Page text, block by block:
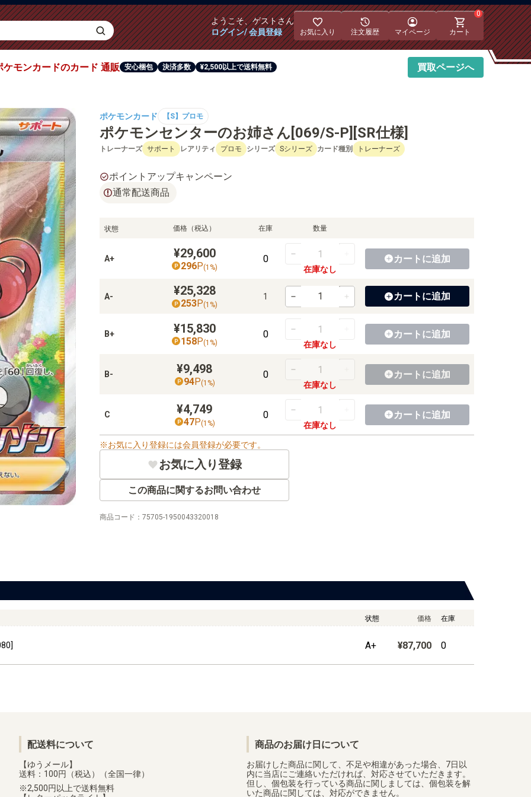
ようこそ、ゲストさん
ログイン/ 会員登録
お気に入り 注文履歴 マイページ
0
カート
ケモンカードのカード 通販 安心梱包 決済多数 ¥2,500以上で送料無料 買取ページへ
ポケモンカード 【S】プロモ
ポケモンセンターのお姉さん[069/S-P][SR仕様]
トレーナーズ サポート レアリティ プロモ シリーズ Sシリーズ カード種別 トレーナーズ
ポイントアップキャンペーン
通常配送商品
状態 価格（税込） 在庫 数量
A+ ¥29,600
296P(1 %)
0
在庫なし
カートに追加
A- ¥25,328
253P(1 %)
1 カートに追加
B+ ¥15,830
158P(1 %)
0
在庫なし
カートに追加
B- ¥9,498
94P(1 %)
0
在庫なし
カートに追加
C ¥4,749
47P(1 %)
0
在庫なし
カートに追加
お気に入り登録には会員登録が必要です。
お気に入り登録
この商品に関するお問い合わせ
商品コード： 75705-1950043320018
状態 価格 在庫
A+ ¥87,700 0
配送料について
【ゆうメール】
送料：100円（税込）（全国一律）
2,500円以上で送料無料
商品のお届け日について
お届けした商品に関して、不足や相違があった場合、7日以
内に当店にご連絡いただければ、対応させていただきます。
但し、個包装を行っている商品に関しましては、個包装を解
いた商品に関しては、対応ができません。